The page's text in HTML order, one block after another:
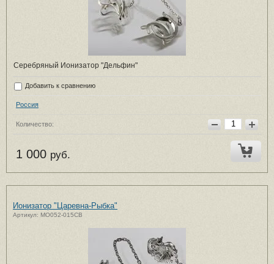
Серебряный Ионизатор "Дельфин"
Добавить к сравнению
Россия
Количество:
1 000 руб.
Ионизатор "Царевна-Рыбка"
Артикул: MO052-015CB